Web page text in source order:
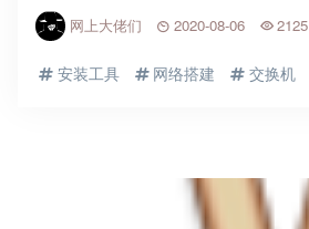
网上大佬们 2020-08-06 2125
安装工具 网络搭建 交换机